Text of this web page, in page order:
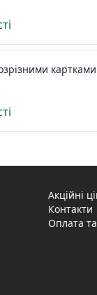
картками
Акційні
Контакти
Оплата